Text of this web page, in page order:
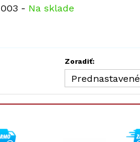
- Na sklade
Zoradiť:
Prednastavené